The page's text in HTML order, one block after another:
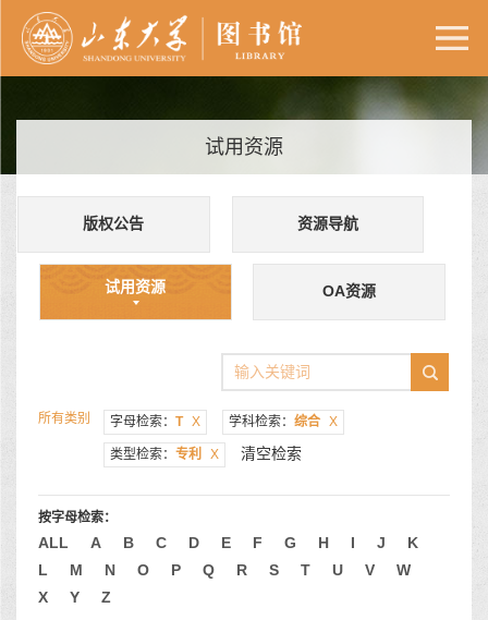
试用资源
版权公告 资源导航
试用资源 OA资源
所有类别 字母检索： T X 学科检索： 综合 X
类型检索： 专利 X 清空检索
按字母检索：
ALL A B C D E F G H I J
K
L
M N O P Q R S T U V
W
X
Y Z